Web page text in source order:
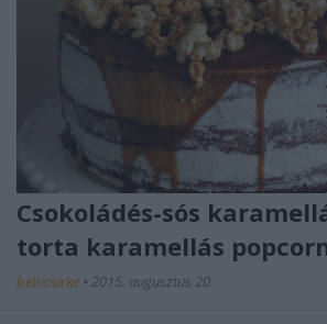
Csokoládés-sós
torta karamellás
bebicsirke • 2015. augusztus 20.